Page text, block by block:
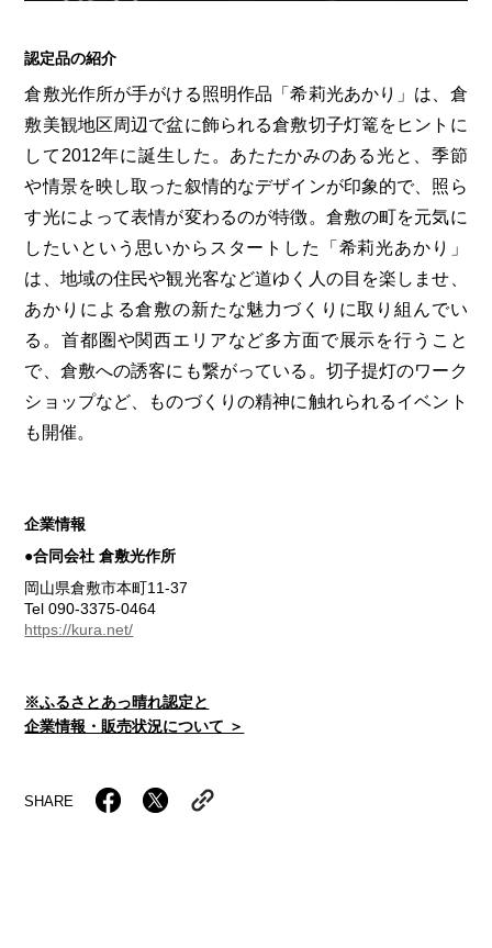
認定品の紹介
倉敷光作所が手がける照明作品「希莉光あかり」は、倉
敷美観地区周辺で盆に飾られる倉敷切子灯篭をヒントに
して2012年に誕生した。あたたかみのある光と、季節
や情景を映し取った叙情的なデザインが印象的で、照ら
す光によって表情が変わるのが特徴。倉敷の町を元気に
したいという思いからスタートした「希莉光あかり」
は、地域の住民や観光客など道ゆく人の目を楽しませ、
あかりによる倉敷の新たな魅力づくりに取り組んでい
る。首都圏や関西エリアなど多方面で展示を行うこと
で、倉敷への誘客にも繋がっている。切子提灯のワーク
ショップなど、ものづくりの精神に触れられるイベント
も開催。
企業情報
●合同会社 倉敷光作所
岡山県倉敷市本町11-37
Tel 090-3375-0464
https://kura.net/
※ふるさとあっ晴れ認定と
企業情報・販売状況について ＞
SHARE